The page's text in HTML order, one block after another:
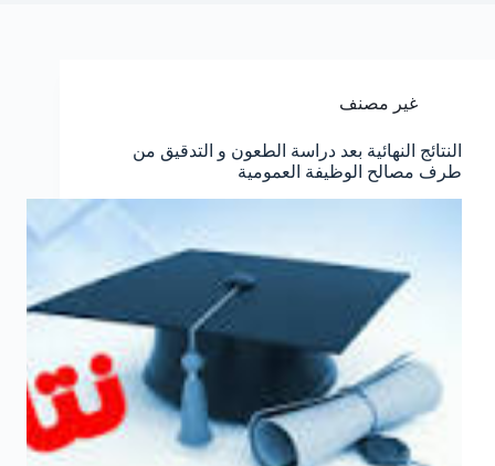
غير مصنف
النتائج النهائية بعد دراسة الطعون و التدقيق من
طرف مصالح الوظيفة العمومية